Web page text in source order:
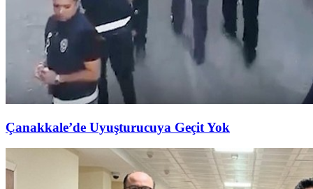
Çanakkale’de Uyuşturucuya Geçit Yok